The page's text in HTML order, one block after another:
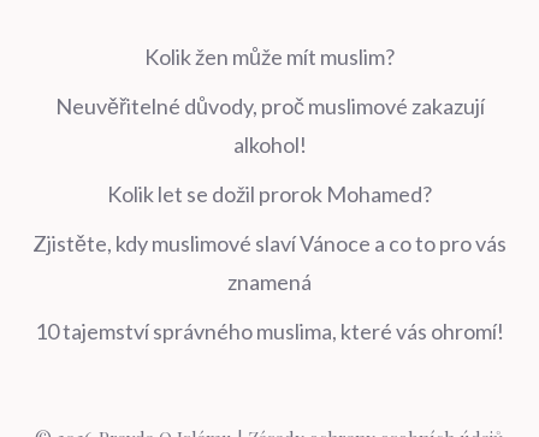
Kolik žen může mít muslim?
Neuvěřitelné důvody, proč muslimové zakazují
alkohol!
Kolik let se dožil prorok Mohamed?
Zjistěte, kdy muslimové slaví Vánoce a co to pro vás
znamená
10 tajemství správného muslima, které vás ohromí!